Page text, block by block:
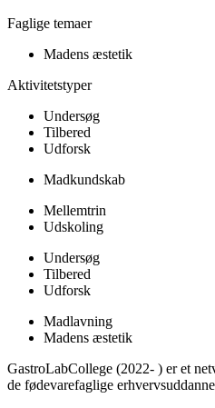
Faglige temaer
Madens æstetik
Aktivitetstyper
Undersøg
Tilbered
Udforsk
Madkundskab
Mellemtrin
Udskoling
Undersøg
Tilbered
Udforsk
Madlavning
Madens æstetik
GastroLabCollege (2022- ) er et
de fødevarefaglige